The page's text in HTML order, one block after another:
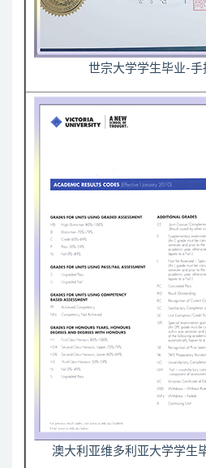
世宗大学学生毕业-手
澳大利亚维多利亚大学学生